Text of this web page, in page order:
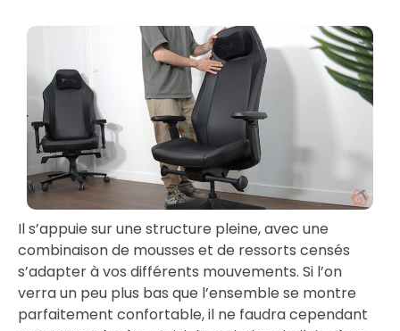
Il s’appuie sur une structure pleine, avec une
combinaison de mousses et de ressorts censés
s’adapter à vos différents mouvements. Si l’on
verra un peu plus bas que l’ensemble se montre
parfaitement confortable, il ne faudra cependant